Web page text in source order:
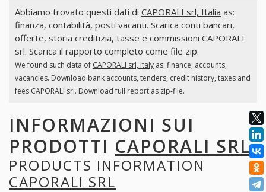
Abbiamo trovato questi dati di CAPORALI srl, Italia as:
finanza, contabilità, posti vacanti. Scarica conti bancari,
offerte, storia creditizia, tasse e commissioni CAPORALI
srl. Scarica il rapporto completo come file zip.
We found such data of CAPORALI srl, Italyas: finance, accounts,
vacancies. Download bank accounts, tenders, credit history, taxes and
fees CAPORALI srl. Download full report as zip-file.
INFORMAZIONI SUI
PRODOTTI CAPORALI SRL
PRODUCTS INFORMATION
CAPORALI SRL